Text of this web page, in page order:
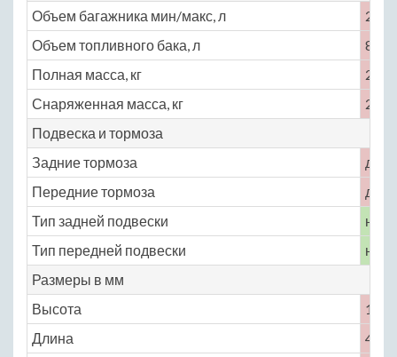
Объем багажника мин/макс, л
245
Объем топливного бака, л
80
Полная масса, кг
2900
Снаряженная масса, кг
2255
Подвеска и тормоза
Задние тормоза
Передние тормоза
Тип задней подвески
Тип передней подвески
Размеры в мм
Высота
1634
Длина
4922